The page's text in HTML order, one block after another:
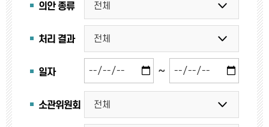
의안 종류
처리 결과
일자 ~
소관위원회